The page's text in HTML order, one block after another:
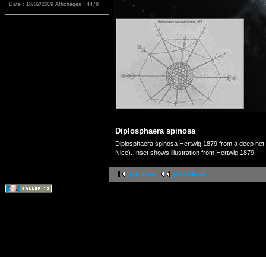
Date : 18/02/2019 Affichages : 4478
Diplosphaera spinosa
Diplosphaera spinosa Hertwig 1879 from a deep
Nice). Inset shows illustration from Hertwig 1879.
première précédente